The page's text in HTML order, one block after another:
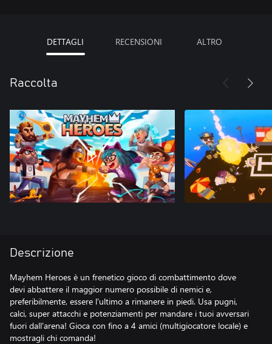
DETTAGLI RECENSIONI ALTRO
Raccolta
Descrizione
Mayhem Heroes è un frenetico gioco di combattimento dove
devi abbattere il maggior numero possibile di nemici e,
preferibilmente, essere l'ultimo a rimanere in piedi. Usa pugni,
calci, super attacchi e potenziamenti per mandare i tuoi avversari
fuori dall'arena! Gioca con fino a 4 amici (multigiocatore locale) e
mostragli chi comanda!